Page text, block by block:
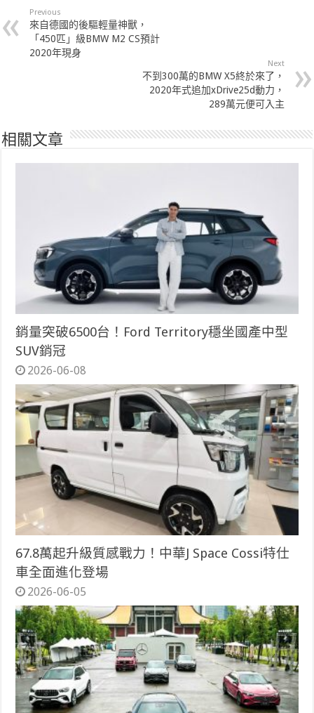
Previous
來自德國的後驅輕量神獸，
「450匹」級BMW M2 CS預計
2020年現身
Next
不到300萬的BMW X5終於來了，
2020年式追加xDrive25d動力，
289萬元便可入主
相關文章
銷量突破6500台！Ford Territory穩坐國產中型
SUV銷冠
2026-06-08
67.8萬起升級質感戰力！中華J Space Cossi特仕
車全面進化登場
2026-06-05